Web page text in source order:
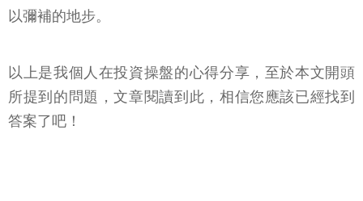
以彌補的地步。
以上是我個人在投資操盤的心得分享，至於本文開頭
所提到的問題，文章閱讀到此，相信您應該已經找到
答案了吧！